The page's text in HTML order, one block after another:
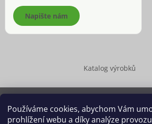
Používáme cookies, abychom Vám
prohlížení webu a díky analýze
Napište nám
Katalog výrobků